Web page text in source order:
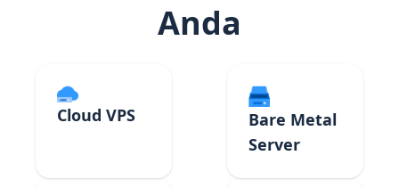
Anda
Cloud VPS
Bare Metal
Server